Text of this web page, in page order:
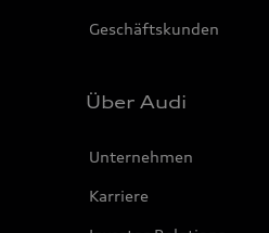
Geschäftskunden
Über Audi
Unternehmen
Karriere